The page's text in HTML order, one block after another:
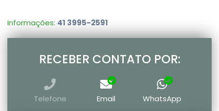
Informações: 41 3995-2591
RECEBER CONTATO POR:
Telefone Email WhatsApp